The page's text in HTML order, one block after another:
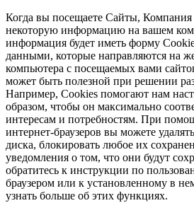
Когда вы посещаете Сайты, Компания
некоторую информацию на вашем
информация будет иметь форму
данными, которые направляются на
компьютера с посещаемых вами
может быть полезной при решении
Например, Cookies помогают нам
образом, чтобы он максимально
интересам и потребностям. При
интернет-браузеров вы можете
диска, блокировать любое их
уведомления о том, что они будут
обратитесь к инструкции по
браузером или к установленному в
узнать больше об этих функциях.